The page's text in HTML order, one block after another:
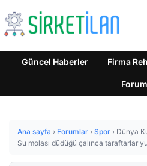
Güncel Haberler Firma
Forum
Ana sayfa › Forumlar › Spor › Dünya
Su molası düdüğü çalınca taraftarlar